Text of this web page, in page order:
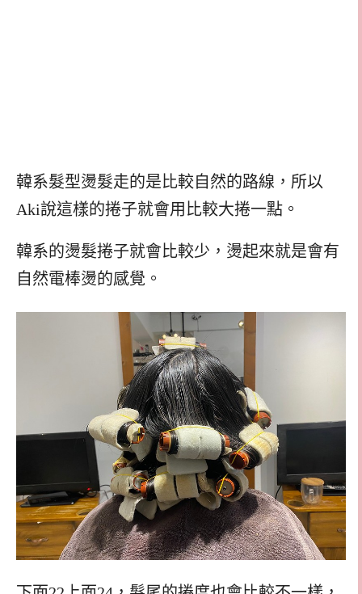
韓系髮型燙髮走的是比較自然的路線，所以
Aki說這樣的捲子就會用比較大捲一點。
韓系的燙髮捲子就會比較少，燙起來就是會有
自然電棒燙的感覺。